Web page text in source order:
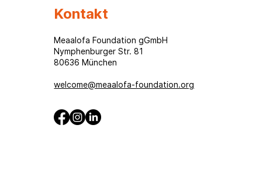
uns nicht loslässt
Kontakt
Meaalofa Foundation gGmbH
Nymphenburger Str. 81
80636 München
welcome@meaalofa-foundation.org